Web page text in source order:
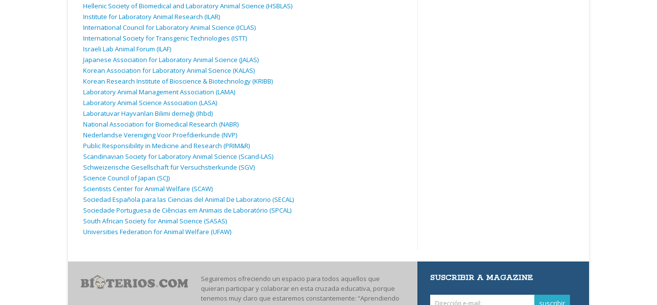
Hellenic Society of Biomedical and Laboratory Animal Science (HSBLAS)
Institute for Laboratory Animal Research (ILAR)
International Council for Laboratory Animal Science (ICLAS)
International Society for Transgenic Technologies (ISTT)
Israeli Lab Animal Forum (ILAF)
Japanese Association for Laboratory Animal Science (JALAS)
Korean Association for Laboratory Animal Science (KALAS)
Korean Research Institute of Bioscience & Biotechnology (KRIBB)
Laboratory Animal Management Association (LAMA)
Laboratory Animal Science Association (LASA)
Laboratuvar Hayvanları Bilimi derneği (Ihbd)
National Association for Biomedical Research (NABR)
Nederlandse Vereniging Voor Proefdierkunde (NVP)
Public Responsibility in Medicine and Research (PRIM&R)
Scandinavian Society for Laboratory Animal Science (Scand-LAS)
Schweizerische Gesellschaft für Versuchstierkunde (SGV)
Science Council of Japan (SCJ)
Scientists Center for Animal Welfare (SCAW)
Sociedad Española para las Ciencias del Animal De Laboratorio (SECAL)
Sociedade Portuguesa de Ciências em Animais de Laboratório (SPCAL)
South African Society for Animal Science (SASAS)
Universities Federation for Animal Welfare (UFAW)
Seguiremos ofreciendo un espacio para todos aquellos que
quieran participar y colaborar en esta cruzada educativa, porque
tenemos muy claro que estaremos constantemente: “Aprendiendo
SUSCRIBIR A MAGAZINE